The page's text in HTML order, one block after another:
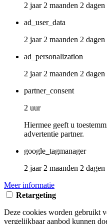
2 jaar 2 maanden 2 dagen
ad_user_data
2 jaar 2 maanden 2 dagen
ad_personalization
2 jaar 2 maanden 2 dagen
partner_consent
2 uur
Hiermee geeft u
advertentie partner.
google_tagmanager
2 jaar 2 maanden 2 dagen
Meer informatie
Retargeting
Deze cookies worden gebruikt
vergelijkbaar aanbod kunnen